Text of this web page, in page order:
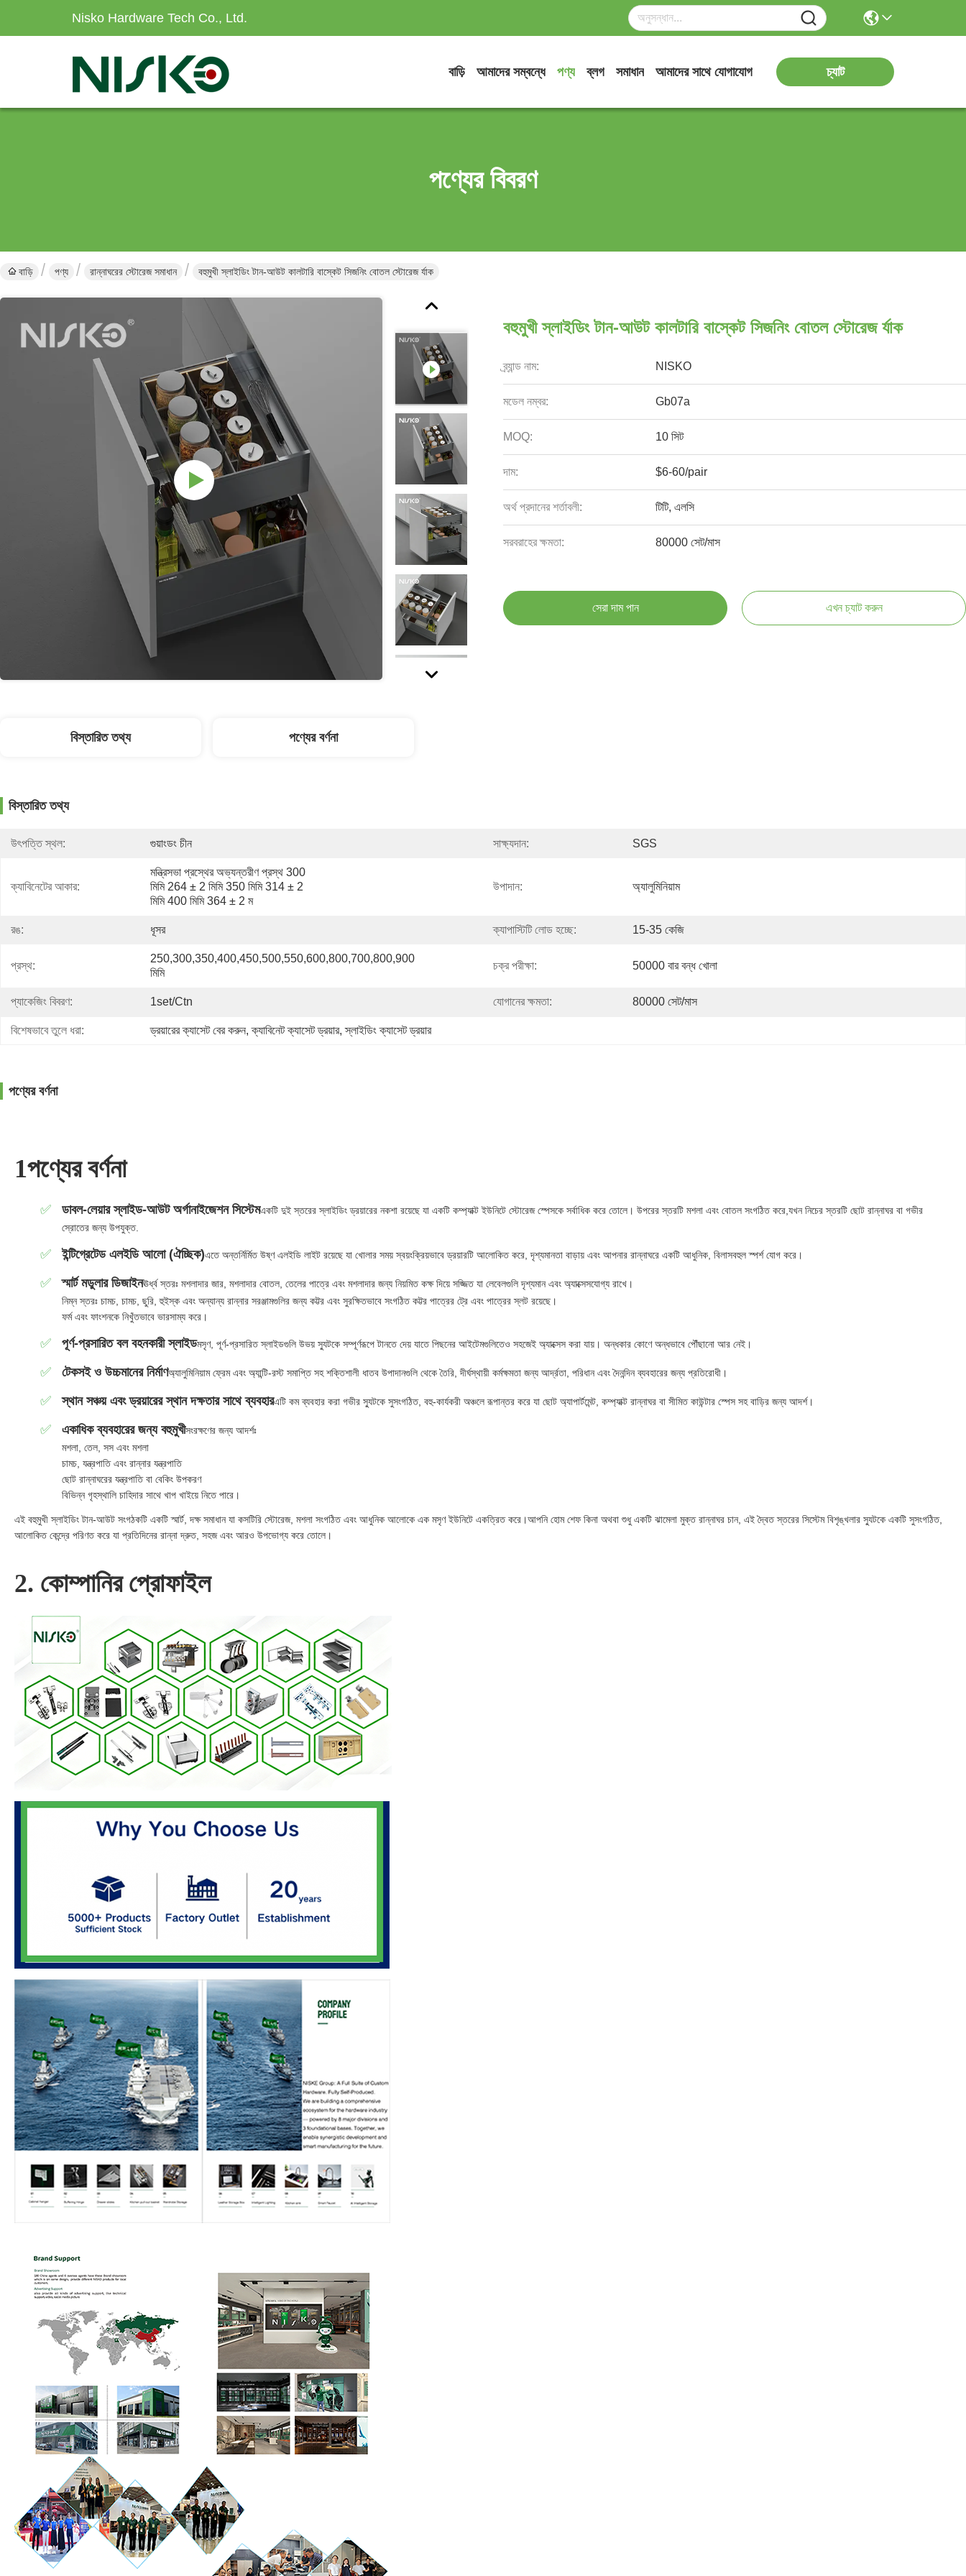
Nisko Hardware Tech Co., Ltd.
বাড়ি আমাদের সম্বন্ধে পণ্য ব্লগ সমাধান আমাদের সাথে যোগাযোগ চ্যাট
পণ্যের বিবরণ
বাড়ি পণ্য রান্নাঘরের স্টোরেজ সমাধান বহুমুখী স্লাইডিং টান-আউট কালটারি বাস্কেট সিজনিং বোতল স্টোরেজ র্যাক
বহুমুখী স্লাইডিং টান-আউট কালটারি বাস্কেট সিজনিং বোতল স্টোরেজ র্যাক
ব্র্যান্ড নাম: NISKO
মডেল নম্বর: Gb07a
MOQ: 10 সিট
দাম: $6-60/pair
অর্থ প্রদানের শর্তাবলী: টিটি, এলসি
সরবরাহের ক্ষমতা: 80000 সেট/মাস
সেরা দাম পান এখন চ্যাট করুন
বিস্তারিত তথ্য পণ্যের বর্ণনা
বিস্তারিত তথ্য
উৎপত্তি স্থল: গুয়াংডং চীন সাক্ষ্যদান: SGS
ক্যাবিনেটের আকার:
মন্ত্রিসভা প্রস্থের অভ্যন্তরীণ প্রস্থ 300
মিমি 264 ± 2 মিমি 350 মিমি 314 ± 2
মিমি 400 মিমি 364 ± 2 ম
উপাদান: অ্যালুমিনিয়াম
রঙ: ধূসর ক্যাপাস্টিটি লোড হচ্ছে: 15-35 কেজি
প্রস্থ:
250,300,350,400,450,500,550,600,800,700,800,900
মিমি
চক্র পরীক্ষা: 50000 বার বন্ধ খোলা
প্যাকেজিং বিবরণ: 1set/ctn যোগানের ক্ষমতা: 80000 সেট/মাস
বিশেষভাবে তুলে ধরা: ড্রয়ারের ক্যাসেট বের করুন, ক্যাবিনেট ক্যাসেট ড্রয়ার, স্লাইডিং ক্যাসেট ড্রয়ার
পণ্যের বর্ণনা
1পণ্যের বর্ণনা
ডাবল-লেয়ার স্লাইড-আউট অর্গানাইজেশন সিস্টেমএকটি দুই স্তরের স্লাইডিং ড্রয়ারের নকশা রয়েছে যা একটি কম্প্যাক্ট ইউনিটে স্টোরেজ স্পেসকে সর্বাধিক করে তোলে। উপরের স্তরটি মশলা এবং বোতল সংগঠিত করে,যখন নিচের স্তরটি ছোট রান্নাঘর বা গভীর
স্রোতের জন্য উপযুক্ত.
ইন্টিগ্রেটেড এলইডি আলো (ঐচ্ছিক)এতে অন্তর্নির্মিত উষ্ণ এলইডি লাইট রয়েছে যা খোলার সময় স্বয়ংক্রিয়ভাবে ড্রয়ারটি আলোকিত করে, দৃশ্যমানতা বাড়ায় এবং আপনার রান্নাঘরে একটি আধুনিক, বিলাসবহুল স্পর্শ যোগ করে।
স্মার্ট মডুলার ডিজাইনঊর্ধ্ব স্তরঃ মশলাদার জার, মশলাদার বোতল, তেলের পাত্রে এবং মশলাদার জন্য নিয়মিত কক্ষ দিয়ে সজ্জিত যা লেবেলগুলি দৃশ্যমান এবং অ্যাক্সেসযোগ্য রাখে।
নিম্ন স্তরঃ চামচ, চামচ, ছুরি, হুইস্ক এবং অন্যান্য রান্নার সরঞ্জামগুলির জন্য কট্টর এবং সুরক্ষিতভাবে সংগঠিত কট্টর পাত্রের ট্রে এবং পাত্রের স্লট রয়েছে।
ফর্ম এবং ফাংশনকে নিখুঁতভাবে ভারসাম্য করে।
পূর্ণ-প্রসারিত বল বহনকারী স্লাইডমসৃণ, পূর্ণ-প্রসারিত স্লাইডগুলি উভয় স্যুটকে সম্পূর্ণরূপে টানতে দেয় যাতে পিছনের আইটেমগুলিতেও সহজেই অ্যাক্সেস করা যায়। অন্ধকার কোণে অন্ধভাবে পৌঁছানো আর নেই।
টেকসই ও উচ্চমানের নির্মাণঅ্যালুমিনিয়াম ফ্রেম এবং অ্যান্টি-রস্ট সমাপ্তি সহ শক্তিশালী ধাতব উপাদানগুলি থেকে তৈরি, দীর্ঘস্থায়ী কর্মক্ষমতা জন্য আর্দ্রতা, পরিধান এবং দৈনন্দিন ব্যবহারের জন্য প্রতিরোধী।
স্থান সঞ্চয় এবং ড্রয়ারের স্থান দক্ষতার সাথে ব্যবহারএটি কম ব্যবহার করা গভীর স্যুটকে সুসংগঠিত, বহু-কার্যকরী অঞ্চলে রূপান্তর করে যা ছোট অ্যাপার্টমেন্ট, কম্প্যাক্ট রান্নাঘর বা সীমিত কাউন্টার স্পেস সহ বাড়ির জন্য আদর্শ।
একাধিক ব্যবহারের জন্য বহুমুখীসংরক্ষণের জন্য আদর্শঃ
মশলা, তেল, সস এবং মশলা
চামচ, যন্ত্রপাতি এবং রান্নার যন্ত্রপাতি
ছোট রান্নাঘরের যন্ত্রপাতি বা বেকিং উপকরণ
বিভিন্ন গৃহস্থালি চাহিদার সাথে খাপ খাইয়ে নিতে পারে।
এই বহুমুখী স্লাইডিং টান-আউট সংগঠকটি একটি স্মার্ট, দক্ষ সমাধান যা কসটিরি স্টোরেজ, মশলা সংগঠিত এবং আধুনিক আলোকে এক মসৃণ ইউনিটে একত্রিত করে।আপনি হোম শেফ কিনা অথবা শুধু একটি ঝামেলা মুক্ত রান্নাঘর চান, এই দ্বৈত স্তরের সিস্টেম বিশৃঙ্খলার স্যুটকে একটি সুসংগঠিত,
আলোকিত কেন্দ্রে পরিণত করে যা প্রতিদিনের রান্না দ্রুত, সহজ এবং আরও উপভোগ্য করে তোলে।
2. কোম্পানির প্রোফাইল